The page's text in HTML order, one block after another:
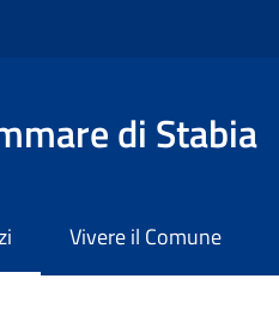
di Stabia
Vivere il Comune